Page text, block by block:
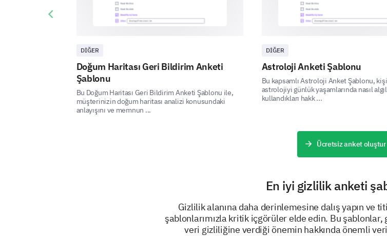
Desired Controls
Finally, let's understand
Which of the following
Knowing what data is
Ability to rectify
DIĞER
Doğum Haritası Geri Bildirim Anketi
Şablonu
Bu Doğum Haritası Geri Bildirim Anketi Şablonu ile,
müşterinizin doğum haritası analizi konusundaki
anlayışını ve memnun ...
DIĞER
Astroloji Anketi Şablonu
Bu kapsamlı Astroloji Anket Şablonu,
astrolojiyi günlük yaşamlarında nasıl
kullandıkları hakk ...
Previous slide
Ücretsiz anket oluştur
En iyi gizlilik anketi
Gizlilik alanına daha derinlemesine dalış yapın ve
şablonlarımızla kritik içgörüler elde edin. Bu şablonlar,
veri gizliliğine verdiği önemin hakkında önemli